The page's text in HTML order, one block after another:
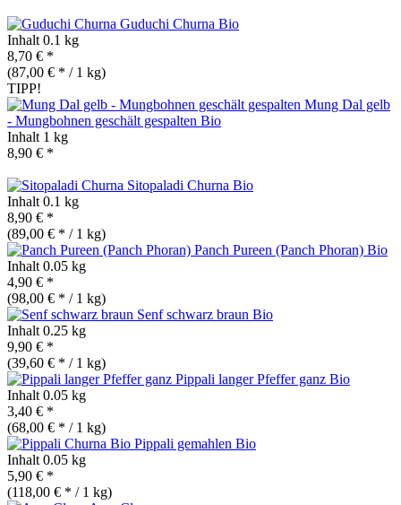
Guduchi Churna Bio
Inhalt 0.1 kg
8,70 € *
(87,00 € * / 1 kg)
TIPP!
Mung Dal gelb
- Mungbohnen geschält gespalten Bio
Inhalt 1 kg
8,90 € *
Sitopaladi Churna Bio
Inhalt 0.1 kg
8,90 € *
(89,00 € * / 1 kg)
Panch Pureen (Panch Phoran) Bio
Inhalt 0.05 kg
4,90 € *
(98,00 € * / 1 kg)
Senf schwarz braun Bio
Inhalt 0.25 kg
9,90 € *
(39,60 € * / 1 kg)
Pippali langer Pfeffer ganz Bio
Inhalt 0.05 kg
3,40 € *
(68,00 € * / 1 kg)
Pippali gemahlen Bio
Inhalt 0.05 kg
5,90 € *
(118,00 € * / 1 kg)